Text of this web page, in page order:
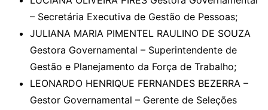
– Secretária Executiva de Gestão de Pessoas;
JULIANA MARIA PIMENTEL RAULINO DE SOUZA
Gestora Governamental – Superintendente de
Gestão e Planejamento da Força de Trabalho;
LEONARDO HENRIQUE FERNANDES BEZERRA –
Gestor Governamental – Gerente de Seleções